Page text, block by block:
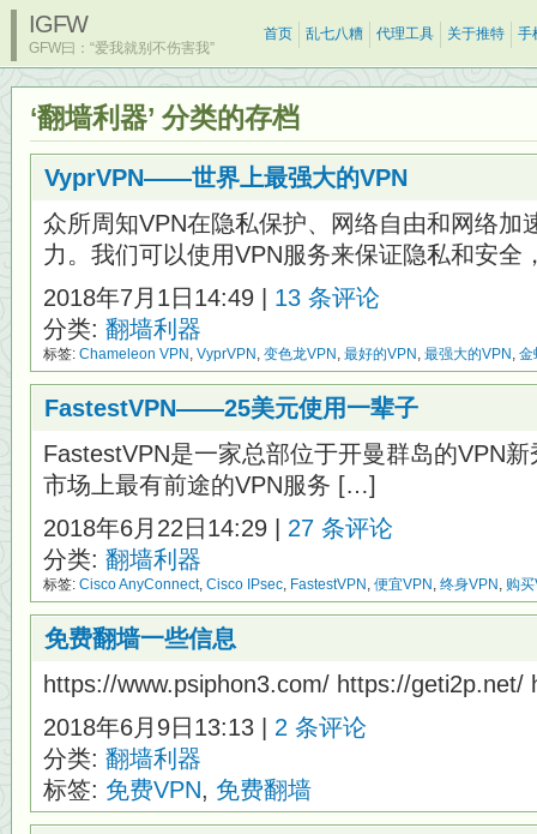
IGFW
GFW曰：“爱我就别不伤害我”
首页 乱七八糟 代理工具 关于推特 手
‘翻墙利器’ 分类的存档
VyprVPN——世界上最强大的VPN
众所周知VPN在隐私保护、网络自由和网络加
力。我们可以使用VPN服务来保证隐私和安
2018年7月1日14:49 | 13 条评论
分类: 翻墙利器
标签: Chameleon VPN , VyprVPN , 变色龙VPN , 最好的VPN , 最强大的VPN , 金
FastestVPN——25美元使用一辈子
FastestVPN是一家总部位于开曼群岛的VPN
市场上最有前途的VPN服务 […]
2018年6月22日14:29 | 27 条评论
分类: 翻墙利器
标签: Cisco AnyConnect, Cisco IPsec, FastestVPN , 便宜VPN , 终身VPN , 购
免费翻墙一些信息
https://www.psiphon3.com/ https://
2018年6月9日13:13 | 2 条评论
分类: 翻墙利器
标签: 免费VPN, 免费翻墙